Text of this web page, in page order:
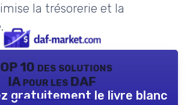
la trésorerie et la
10 des solutions
IA pour les DAF
gratuitement le livre blanc